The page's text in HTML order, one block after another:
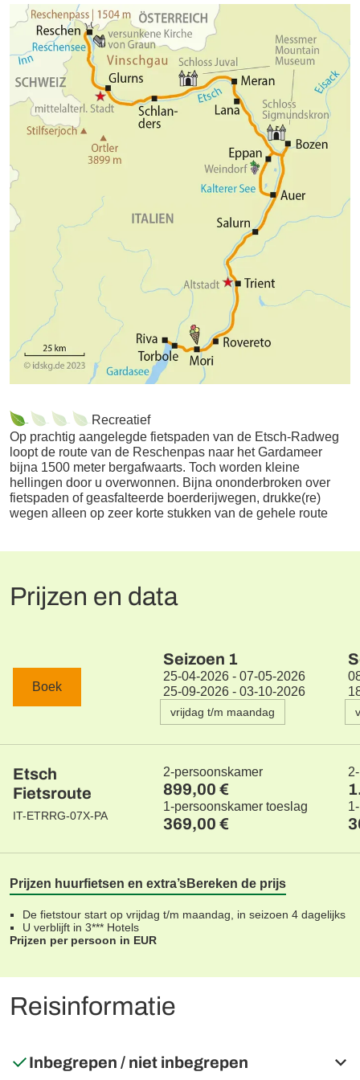
wind terwijl u naar beneden suist langs de kronkelende
wegen. Eenmaal in Riva del Garda aangekomen, kunt u
ontspannen bij het prachtige Gardameer. Verken de
schilderachtige stad, geniet van de lokale keuken en neem
de tijd om te ontspannen na deze inspannende fietsweek.
Overnachting in Torbole, Riva of omgeving.
Hotelvoorbeeld:Hotel Canarino
Recreatief
Op prachtig aangelegde fietspaden van de Etsch-Radweg
loopt de route van de Reschenpas naar het Gardameer
bijna 1500 meter bergafwaarts. Toch worden kleine
hellingen door u overwonnen. Bijna ononderbroken over
fietspaden of geasfalteerde boerderijwegen, drukke(re)
wegen alleen op zeer korte stukken van de gehele route
Prijzen en data
Boek
Etsch
Fietsroute
IT-ETRRG-07X-PA
Seizoen 1
25-04-2026 - 07-05-2026
25-09-2026 - 03-10-2026
vrijdag t/m maandag
2-persoonskamer
899,00 €
1-persoonskamer toeslag
369,00 €
Prijzen huurfietsen en extra’sBereken de prijs
De fietstour start op vrijdag t/m maandag, in seizoen 4 dagelijks
U verblijft in 3*** Hotels
Prijzen per persoon in EUR
Reisinformatie
Inbegrepen / niet inbegrepen